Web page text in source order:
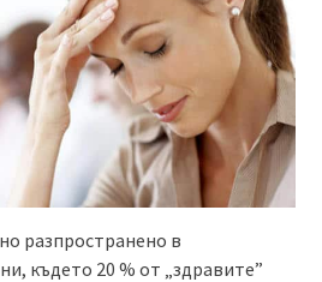
разпространено в
където 20 % от „здравите”